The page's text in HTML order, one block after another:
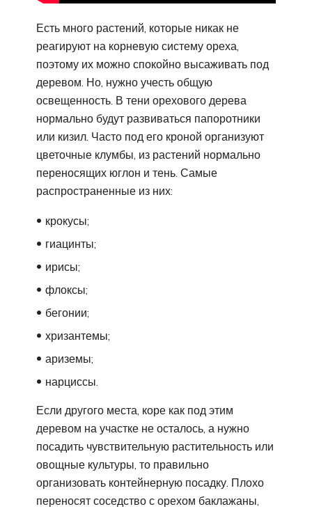
Есть много растений, которые никак не
реагируют на корневую систему ореха,
поэтому их можно спокойно высаживать под
деревом. Но, нужно учесть общую
освещенность. В тени орехового дерева
нормально будут развиваться папоротники
или кизил. Часто под его кроной организуют
цветочные клумбы, из растений нормально
переносящих юглон и тень. Самые
распространенные из них:
крокусы;
гиацинты;
ирисы;
флоксы;
бегонии;
хризантемы;
ариземы;
нарциссы.
Если другого места, коре как под этим
деревом на участке не осталось, а нужно
посадить чувствительную растительность или
овощные культуры, то правильно
организовать контейнерную посадку. Плохо
переносят соседство с орехом баклажаны,